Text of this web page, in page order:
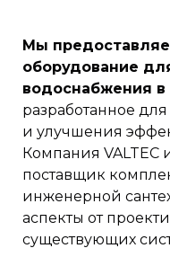
Мы
оборудование
водоснабжения в
разработанное
и улучшения
Компания VALTEC
поставщик
инженерной
аспекты от
существующих